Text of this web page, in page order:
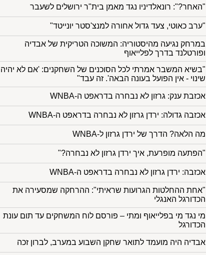
"האחר?": רונאלדיניו נגד מאמן בית"ר ירושלים לשעבר
"ערב כאוטי, צעד גדול אחורה למנצ'סטר יונייטד"
במרחק נגיעה מהיסטוריה: המשוכה הטריקית של אבדיה
ופורטלנד בדרך לפלייאוף
"בשיא המשבר אמרתי לכל הסוכנים של השחקנים: 'אם לא יהיה
שינוי - אין הפועל בעונה הבאה'. זה עבד"
אכזבת ענק: גרזון לא נבחרה בדראפט ה-WNBA
אכזבה גדולה: ירדן גרזון לא נבחרה בדראפט ה-WNBA
מה הלאה? הדרך של ירדן גרזון ל-WNBA
"הפתעה מופרעת, איך ירדן גרזון לא נבחרה?"
אכזבה: ירדן גרזון לא נבחרה בדראפט ה-WNBA
"אחת ההחלטות הגרועות שראיתי": ההרחקה שמסעירה את
הכדורגל האנגלי
מי נגד מי בפלייאוף ומתי – פורסם לוח המשחקים עד תום עונת
הכדורגל
אבדיה היה מועמד לתואר שחקן השבוע במערב, לברון זכה